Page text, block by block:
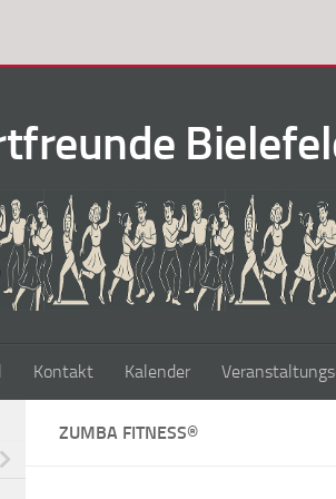
Kontakt Kalender
ZUMBA FITNESS®